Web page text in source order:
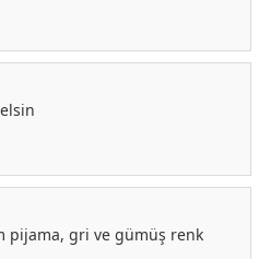
pijama, gri ve gümüş renk